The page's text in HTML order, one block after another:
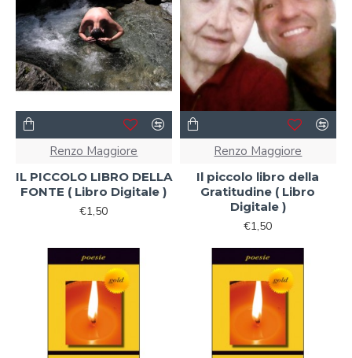
Renzo Maggiore
IL PICCOLO LIBRO DELLA
FONTE ( Libro Digitale )
€1,50
Renzo Maggiore
Il piccolo libro della
Gratitudine ( Libro
Digitale )
€1,50